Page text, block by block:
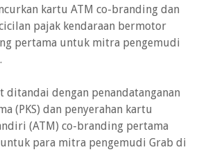
kartu ATM co-branding dan
pajak kendaraan bermotor
pertama untuk mitra pengemudi
ditandai dengan penandatanganan
(PKS) dan penyerahan kartu
(ATM) co-branding pertama
para mitra pengemudi Grab di